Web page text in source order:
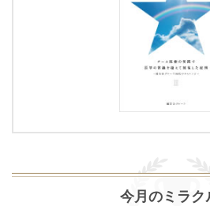
今月のミラク